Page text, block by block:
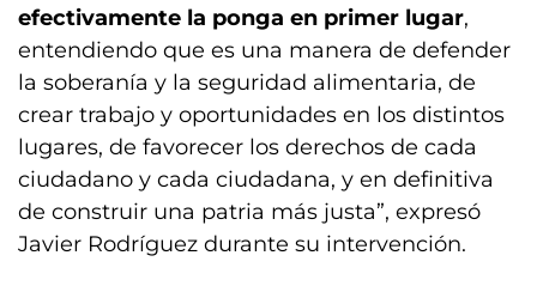
efectivamente la ponga en primer lugar,
entendiendo que es una manera de defender
la soberanía y la seguridad alimentaria, de
crear trabajo y oportunidades en los distintos
lugares, de favorecer los derechos de cada
ciudadano y cada ciudadana, y en definitiva
de construir una patria más justa”, expresó
Javier Rodríguez durante su intervención.